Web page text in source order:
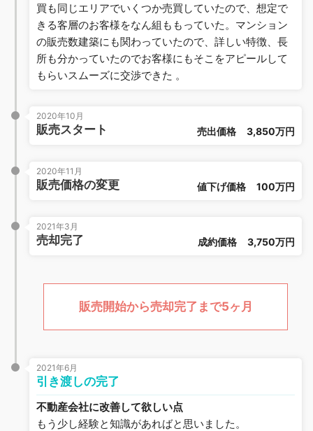
買も同じエリアでいくつか売買していたので、想定で
きる客層のお客様をなん組ももっていた。マンション
の販売数建築にも関わっていたので、詳しい特徴、長
所も分かっていたのでお客様にもそこをアピールして
もらいスムーズに交渉できた 。
2020年10月
販売スタート 売出価格 3,850万円
2020年11月
販売価格の変更 値下げ価格 100万円
2021年3月
売却完了 成約価格 3,750万円
販売開始から売却完了まで5ヶ月
2021年6月
引き渡しの完了
不動産会社に改善して欲しい点
もう少し経験と知識があればと思いました。